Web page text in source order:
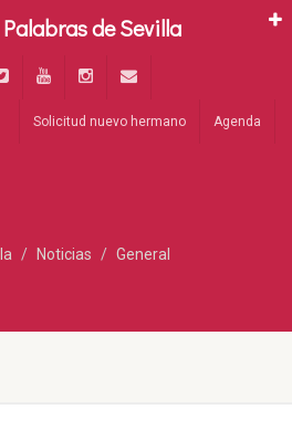
Solicitud nuevo hermano Agenda
Noticias
General
de Sevilla